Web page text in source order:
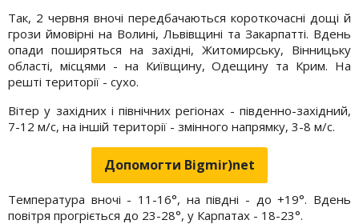
Так, 2 червня вночі передбачаються короткочасні дощі й
грози ймовірні на Волині, Львівщині та Закарпатті. Вдень
опади поширяться на західні, Житомирську, Вінницьку
області, місцями - на Київщину, Одещину та Крим. На
решті території - сухо.
Вітер у західних і північних регіонах - південно-західний,
7-12 м/с, на іншій території - змінного напрямку, 3-8 м/с.
Допомогти Bigmir)net
Температура вночі - 11-16°, на півдні - до +19°. Вдень
повітря прогріється до 23-28°, у Карпатах - 18-23°.